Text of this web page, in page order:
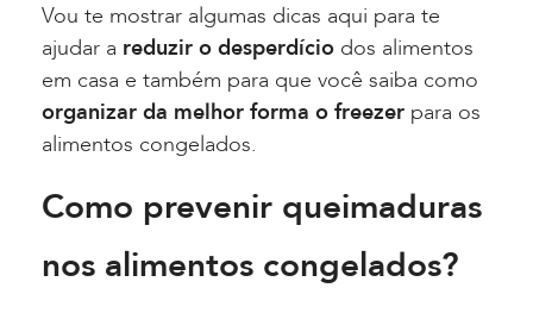
Vou te mostrar algumas dicas aqui para te
ajudar a reduzir o desperdício dos alimentos
em casa e também para que você saiba como
organizar da melhor forma o freezer para os
alimentos congelados.
Como prevenir queimaduras
nos alimentos congelados?